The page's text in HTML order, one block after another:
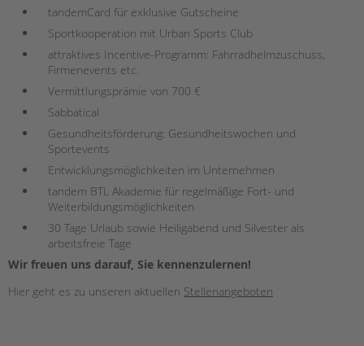
tandemCard für exklusive Gutscheine
Sportkooperation mit Urban Sports Club
attraktives Incentive-Programm: Fahrradhelmzuschuss,
Firmenevents etc.
Vermittlungsprämie von 700 €
Sabbatical
Gesundheitsförderung: Gesundheitswochen und
Sportevents
Entwicklungsmöglichkeiten im Unternehmen
tandem BTL Akademie für regelmäßige Fort- und
Weiterbildungsmöglichkeiten
30 Tage Urlaub sowie Heiligabend und Silvester als
arbeitsfreie Tage
Wir freuen uns darauf, Sie kennenzulernen!
Hier geht es zu unseren aktuellen Stellenangeboten